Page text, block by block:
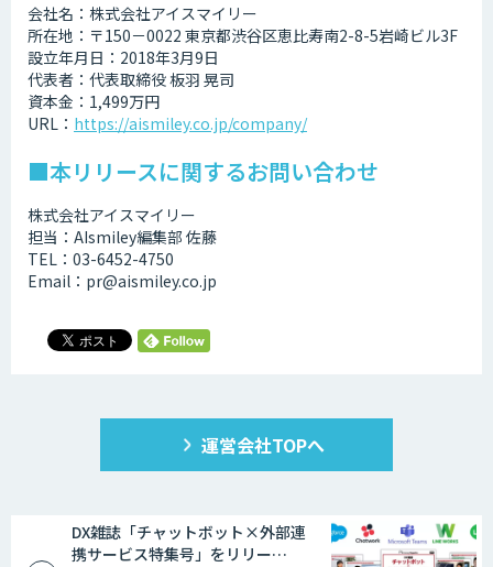
会社名：株式会社アイスマイリー
所在地：〒150－0022 東京都渋谷区恵比寿南2-8-5岩崎ビル3F
設立年月日：2018年3月9日
代表者：代表取締役 板羽 晃司
資本金：1,499万円
URL： https://aismiley.co.jp/company/
■本リリースに関するお問い合わせ
株式会社アイスマイリー
担当：AIsmiley編集部 佐藤
TEL：03-6452-4750
Email：pr@aismiley.co.jp
運営会社TOPへ
DX雑誌「チャットボット×外部連
携サービス特集号」をリリー…